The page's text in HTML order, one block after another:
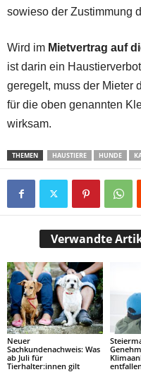
sowieso der Zustimmung
Wird im Mietvertrag auf
ist darin ein
geregelt, muss der Mieter
für die oben genannten
wirksam.
THEMEN HAUSTIERE HUNDE
Verwandte
Neuer
Sachkundenachweis: Was
ab Juli für
Tierhalter:innen gilt